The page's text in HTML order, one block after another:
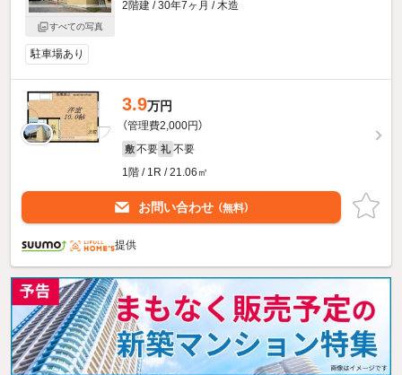
すべての写真
2階建 / 30年7ヶ月 / 木造
駐車場あり
3.9万円
（管理費2,000円）
敷 不要 礼 不要
1階 / 1R / 21.06㎡
お問い合わせ （無料）
提供